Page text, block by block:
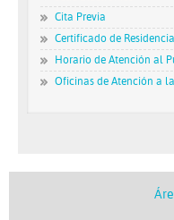
Cita Previa
Certificado de
Horario de Atención al
Oficinas de Atención a